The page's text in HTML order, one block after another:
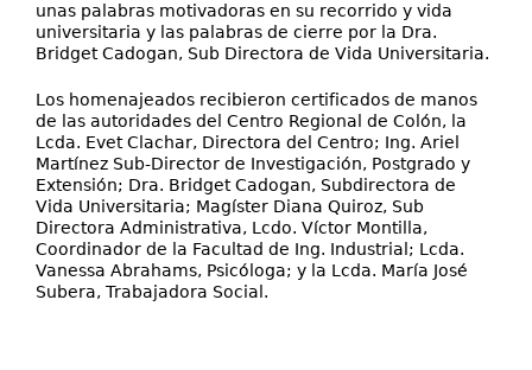
unas palabras motivadoras en su recorrido y vida
universitaria y las palabras de cierre por la Dra.
Bridget Cadogan, Sub Directora de Vida Universitaria.
Los homenajeados recibieron certificados de manos
de las autoridades del Centro Regional de Colón, la
Lcda. Evet Clachar, Directora del Centro; Ing. Ariel
Martínez Sub-Director de Investigación, Postgrado y
Extensión; Dra. Bridget Cadogan, Subdirectora de
Vida Universitaria; Magíster Diana Quiroz, Sub
Directora Administrativa, Lcdo. Víctor Montilla,
Coordinador de la Facultad de Ing. Industrial; Lcda.
Vanessa Abrahams, Psicóloga; y la Lcda. María José
Subera, Trabajadora Social.